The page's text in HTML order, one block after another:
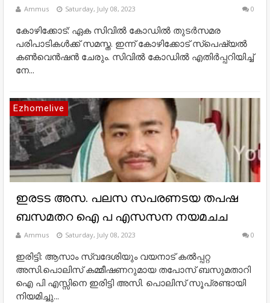
Ammus Saturday, July 08, 2023 0
കോഴിക്കോട്: ഏക സിവിൽ കോഡിൽ തുടർസമര
പരിപാടികൾക്ക് സമസ്ത. ഇന്ന് കോഴിക്കോട് സ്പെഷ്യല്‍
കണ്‍വെന്‍ഷന്‍ ചേരും. സിവിൽ കോഡിൽ എതിർപ്പറിയിച്ച്
നേ...
Ezhomelive
ഇരടട അസ. പലസ സപരണടയ തപഷ
ബസമതറ ഐ പ എസസന നയമചച
Ammus Saturday, July 08, 2023 0
ഇരിട്ടി: ആസാം സ്വദേശിയും വയനാട് കൽപ്പറ്റ
അസി.പൊലിസ് കമ്മീഷണറുമായ തപോസ് ബസുമതാറി
ഐ പി എസ്സിനെ ഇരിട്ടി അസി. പൊലിസ് സൂപ്രണ്ടായി
നിയമിച്ചു...